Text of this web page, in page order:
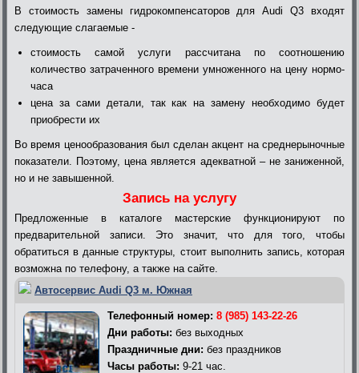
В стоимость замены гидрокомпенсаторов для Audi Q3 входят
следующие слагаемые -
стоимость самой услуги рассчитана по соотношению
количество затраченного времени умноженного на цену нормо-
часа
цена за сами детали, так как на замену необходимо будет
приобрести их
Во время ценообразования был сделан акцент на среднерыночные
показатели. Поэтому, цена является адекватной – не заниженной,
но и не завышенной.
Запись на услугу
Предложенные в каталоге мастерские функционируют по
предварительной записи. Это значит, что для того, чтобы
обратиться в данные структуры, стоит выполнить запись, которая
возможна по телефону, а также на сайте.
Автосервис Audi Q3 м. Южная
Телефонный номер: 8 (985) 143-22-26
Дни работы: без выходных
Праздничные дни: без праздников
Часы работы: 9-21 час.